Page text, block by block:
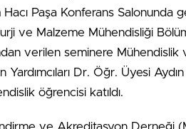
Paşa Konferans Salonunda
ve Malzeme Mühendisliği
verilen seminere Mühendislik
Dr. Öğr. Üyesi
öğrencisi katıldı.